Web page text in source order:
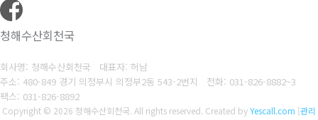
청해수산회천국
회사명: 청해수산회천국 대표자: 허남
주소: 480-849 경기 의정부시 의정부2동 543-2번지 전화: 031-826-8882~3
팩스: 031-826-8892
Copyright © 2026 청해수산회천국. All rights reserved. Created byYescall.com [관리